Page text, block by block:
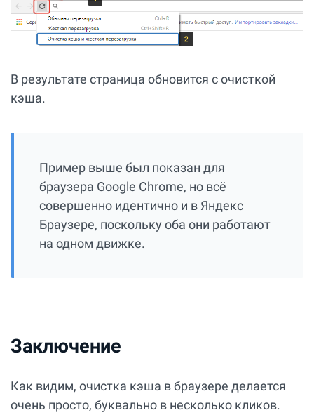
В результате страница обновится с очисткой
кэша.
Пример выше был показан для
браузера Google Chrome, но всё
совершенно идентично и в Яндекс
Браузере, поскольку оба они работают
на одном движке.
Заключение
Как видим, очистка кэша в браузере делается
очень просто, буквально в несколько кликов.